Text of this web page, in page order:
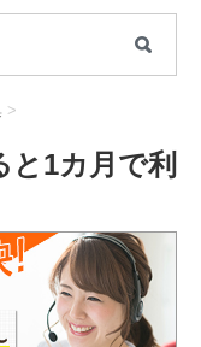
>
1カ月で利